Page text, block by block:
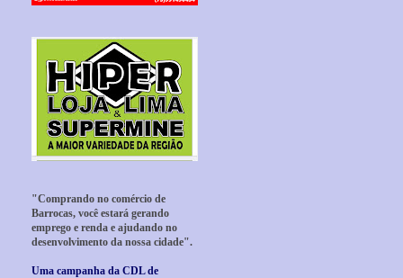
"Comprando no comércio de
Barrocas, você estará gerando
emprego e renda e ajudando no
desenvolvimento da nossa cidade".
Uma campanha da CDL de